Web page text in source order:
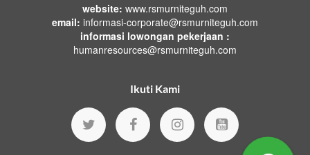
website: www.rsmurniteguh.com
email: informasi-corporate@rsmurniteguh.com
informasi lowongan pekerjaan :
humanresources@rsmurniteguh.com
Ikuti Kami